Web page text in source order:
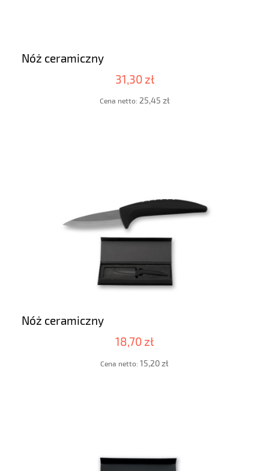
Nóż ceramiczny
31,30 zł
Cena netto: 25,45 zł
Nóż ceramiczny
18,70 zł
Cena netto: 15,20 zł